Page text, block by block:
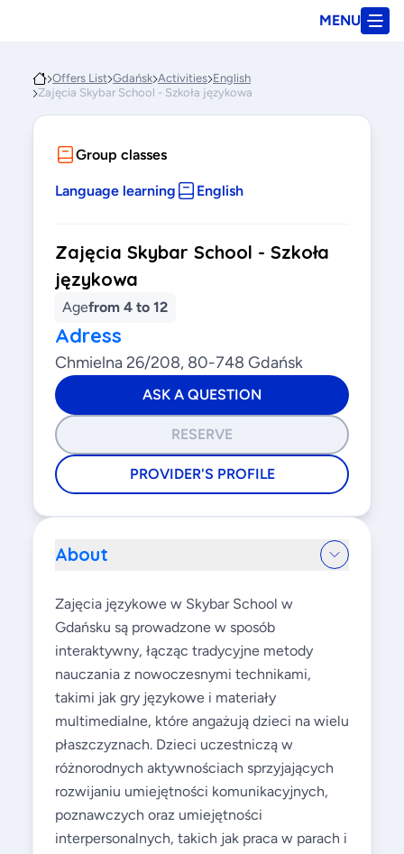
MENU
Offers List Gdańsk Activities English
Zajęcia Skybar School - Szkoła językowa
Group classes
Language learning English
Zajęcia Skybar School - Szkoła
językowa
Agefrom 4 to 12
Adress
Chmielna 26/208, 80-748 Gdańsk
ASK A QUESTION
RESERVE
PROVIDER'S PROFILE
About
Zajęcia językowe w Skybar School w
Gdańsku są prowadzone w sposób
interaktywny, łącząc tradycyjne metody
nauczania z nowoczesnymi technikami,
takimi jak gry językowe i materiały
multimedialne, które angażują dzieci na wielu
płaszczyznach. Dzieci uczestniczą w
różnorodnych aktywnościach sprzyjających
rozwijaniu umiejętności komunikacyjnych,
poznawczych oraz umiejętności
interpersonalnych, takich jak praca w parach i